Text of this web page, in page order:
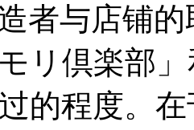
者与店铺
リ倶楽部
的程度。